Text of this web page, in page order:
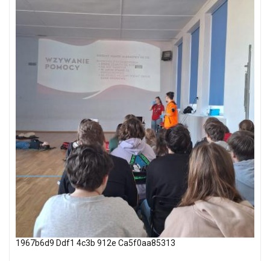
1967b6d9 Ddf1 4c3b 912e Ca5f0aa85313